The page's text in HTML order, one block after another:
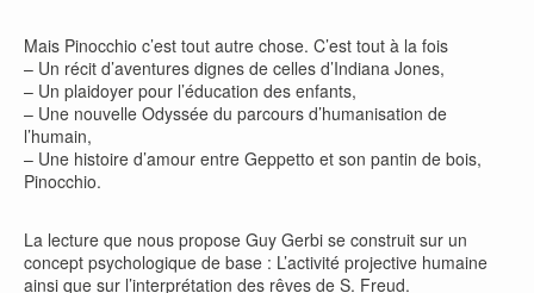
Mais Pinocchio c’est tout autre chose. C’est tout à la fois
– Un récit d’aventures dignes de celles d’Indiana Jones,
– Un plaidoyer pour l’éducation des enfants,
– Une nouvelle Odyssée du parcours d’humanisation de
l’humain,
– Une histoire d’amour entre Geppetto et son pantin de bois,
Pinocchio.
La lecture que nous propose Guy Gerbi se construit sur un
concept psychologique de base : L’activité projective humaine
ainsi que sur l’interprétation des rêves de S. Freud.